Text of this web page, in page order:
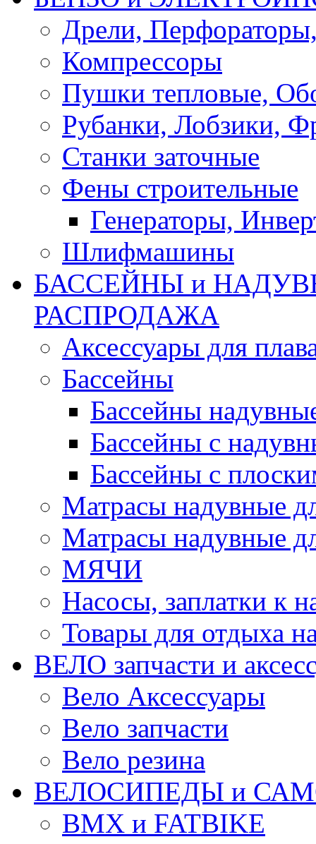
Дрели,
Компрессоры
Пушки тепловые,
Рубанки, Лобзики,
Станки заточные
Фены строительные
Генераторы,
Шлифмашины
БАССЕЙНЫ и
РАСПРОДАЖА
Аксессуары для
Бассейны
Бассейны
Бассейны с
Бассейны с
Матрасы надувные
Матрасы надувные
МЯЧИ
Насосы, заплатки к
Товары для отдыха
ВЕЛО запчасти и
Вело Аксессуары
Вело запчасти
Вело резина
ВЕЛОСИПЕДЫ и
BMX и FATBIKE